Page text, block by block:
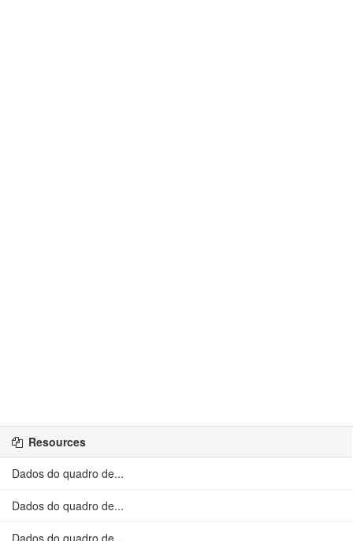
Resources
Dados do quadro de...
Dados do quadro de...
Dados do quadro de...